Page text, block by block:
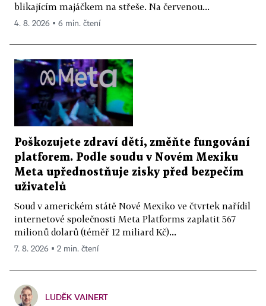
blikajícím majáčkem na střeše. Na červenou...
4. 8. 2026 ▪ 6 min. čtení
Poškozujete zdraví dětí, změňte fungování
platforem. Podle soudu v Novém Mexiku
Meta upřednostňuje zisky před bezpečím
uživatelů
Soud v americkém státě Nové Mexiko ve čtvrtek nařídil
internetové společnosti Meta Platforms zaplatit 567
milionů dolarů (téměř 12 miliard Kč)...
7. 8. 2026 ▪ 2 min. čtení
LUDĚK VAINERT